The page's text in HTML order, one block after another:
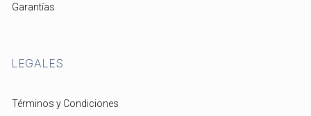
Garantías
LEGALES
Términos y Condiciones